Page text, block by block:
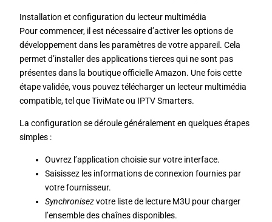
Installation et configuration du lecteur multimédia
Pour commencer, il est nécessaire d’activer les options de
développement dans les paramètres de votre appareil. Cela
permet d’installer des applications tierces qui ne sont pas
présentes dans la boutique officielle Amazon. Une fois cette
étape validée, vous pouvez télécharger un lecteur multimédia
compatible, tel que TiviMate ou IPTV Smarters.
La configuration se déroule généralement en quelques étapes
simples :
Ouvrez l’application choisie sur votre interface.
Saisissez les informations de connexion fournies par
votre fournisseur.
Synchronisezvotre liste de lecture M3U pour charger
l’ensemble des chaînes disponibles.